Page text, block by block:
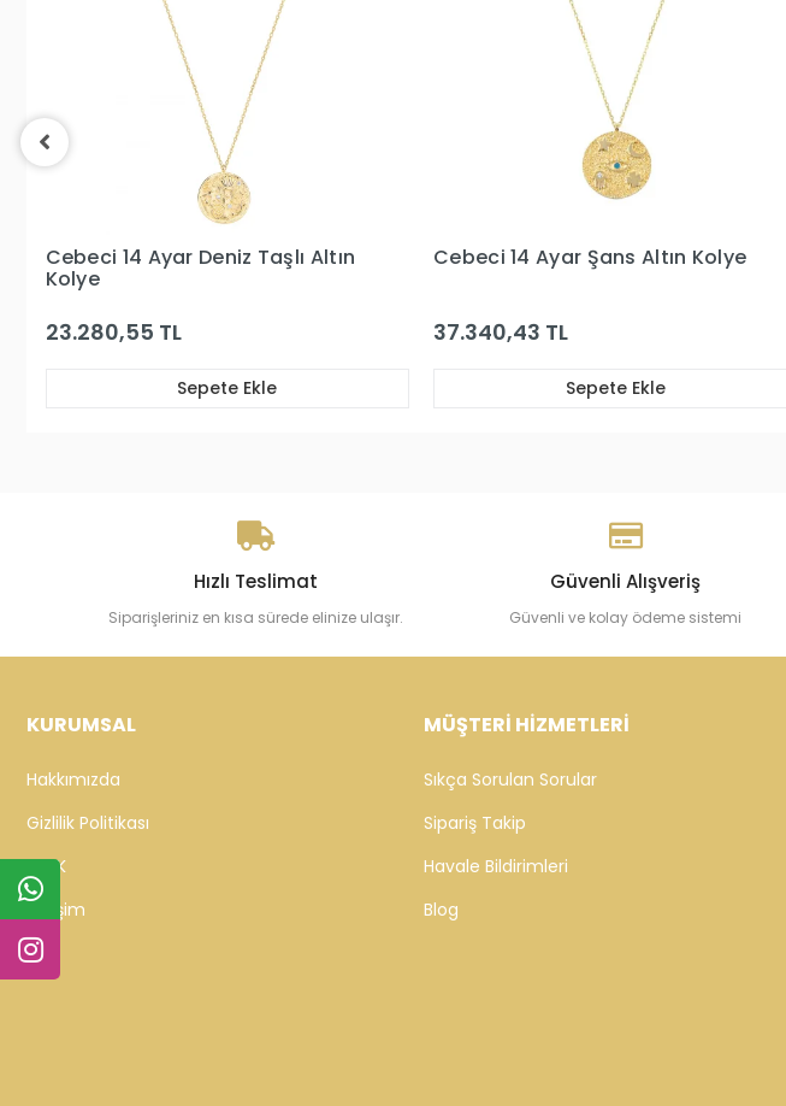
Cebeci 14 Ayar Şans Altın Kolye
37.340,43 TL
Sepete Ekle
Cebeci 14 Ayar Balık Altın Kolye
17.068,04 TL
Sepete Ekle
Hızlı Teslimat
Siparişleriniz en kısa sürede elinize ulaşır.
Güvenli Alışveriş
Güvenli ve kolay ödeme sistemi
KURUMSAL
Hakkımızda
Gizlilik Politikası
KVKK
İletişim
MÜŞTERİ HİZMETLERİ
Sıkça Sorulan Sorular
Sipariş Takip
Havale Bildirimleri
Blog